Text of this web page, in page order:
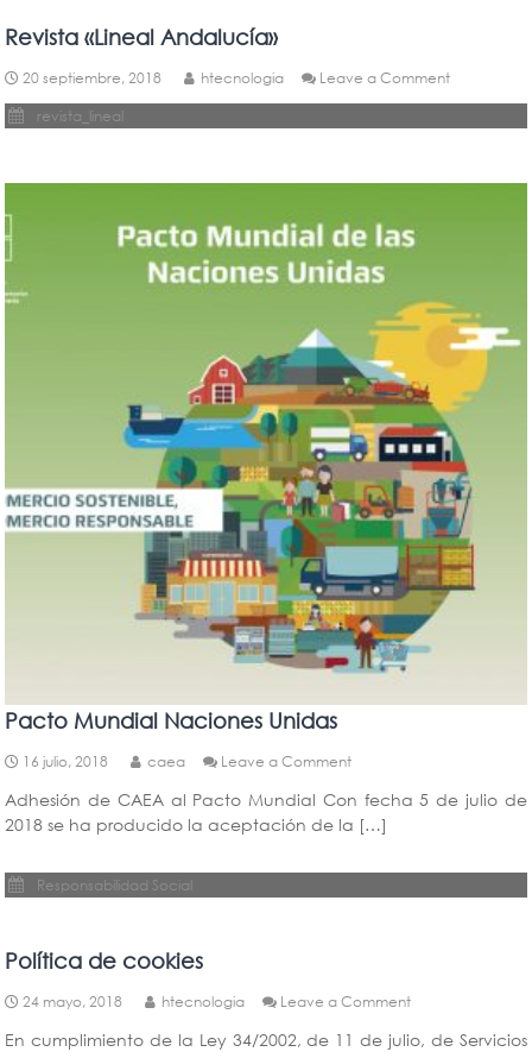
Revista «Lineal Andalucía»
20 septiembre, 2018 htecnologia Leave a Comment
revista_lineal
Pacto Mundial Naciones Unidas
16 julio, 2018 caea Leave a Comment
Mundial
Naciones
Adhesión de CAEA al Pacto Mundial Con fecha 5 de julio de
2018 se ha producido la aceptación de la […]
Responsabilidad Social
Política de cookies
24 mayo, 2018 htecnologia Leave a Comment
de
En cumplimiento de la Ley 34/2002, de 11 de julio, de Servicios